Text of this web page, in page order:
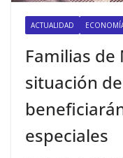
ACTUALIDAD
Familias de
situación
especiales